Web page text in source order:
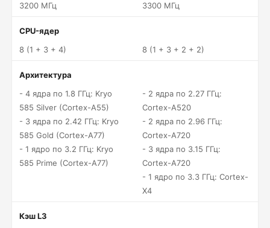
3200 МГц
3300 МГц
CPU-ядер
8 (1 + 3 + 4)
8 (1 + 3 + 2 + 2)
Архитектура
- 4 ядра по 1.8 ГГц: Kryo
585 Silver (Cortex-A55)
- 3 ядра по 2.42 ГГц: Kryo
585 Gold (Cortex-A77)
- 1 ядро по 3.2 ГГц: Kryo
585 Prime (Cortex-A77)
- 2 ядра по 2.27 ГГц:
Cortex-A520
- 2 ядра по 2.96 ГГц:
Cortex-A720
- 3 ядра по 3.15 ГГц:
Cortex-A720
- 1 ядро по 3.3 ГГц: Cortex-
X4
Кэш L3